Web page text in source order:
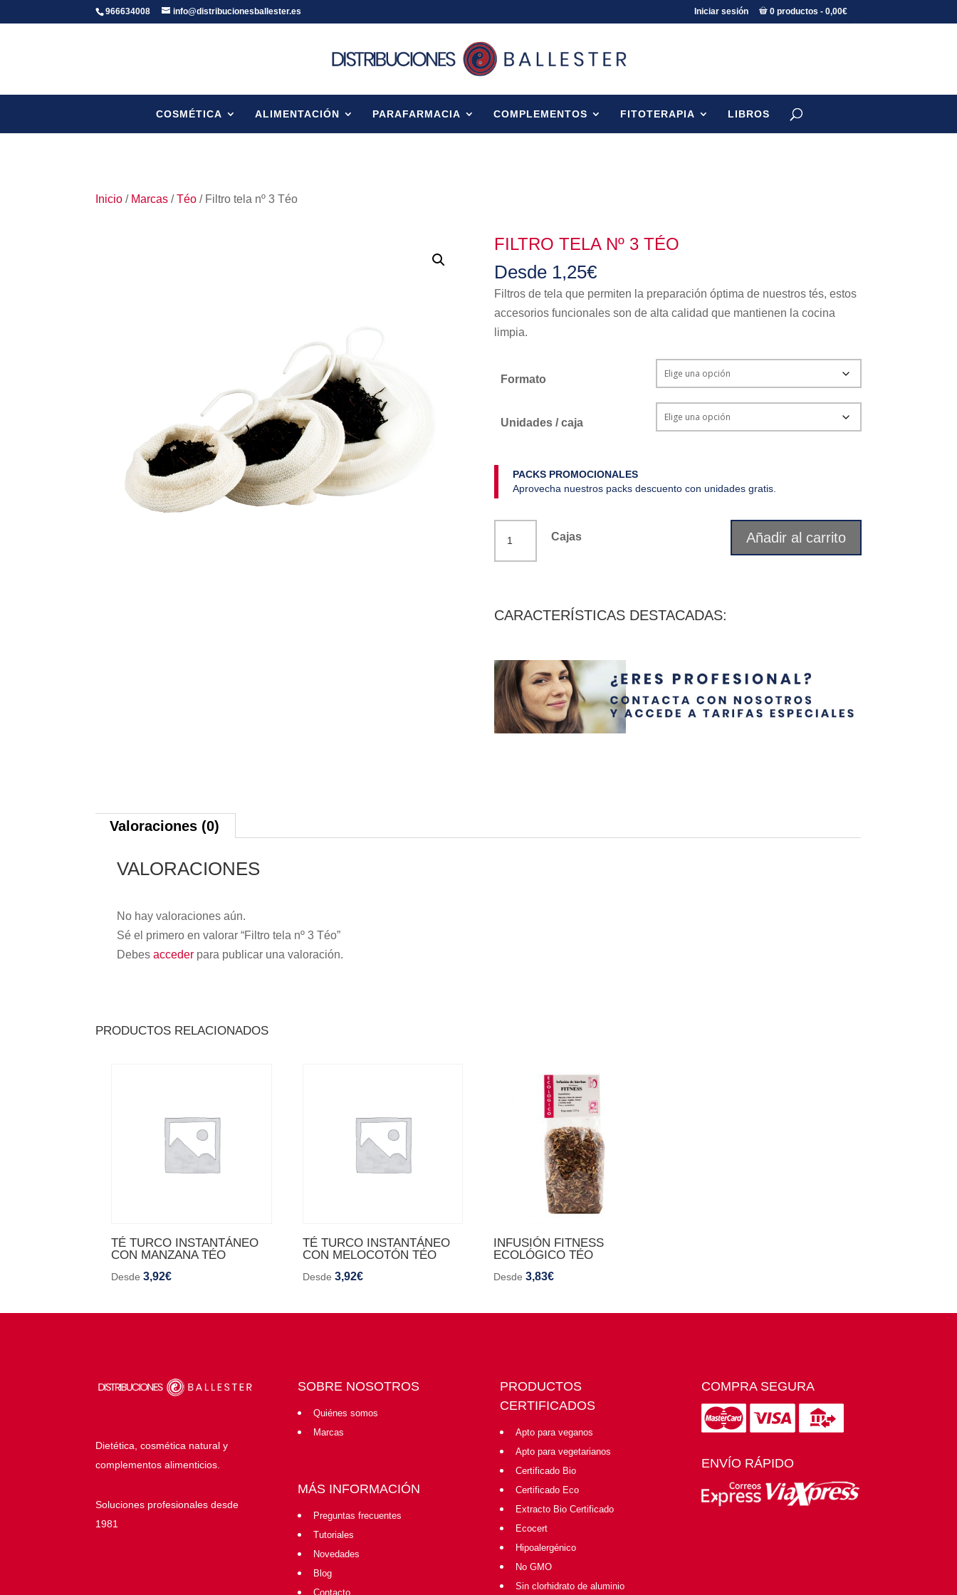
966634008 info@distribucionesballester.es Iniciar sesión 0 productos 0,00€
COSMÉTICA ALIMENTACIÓN PARAFARMACIA COMPLEMENTOS FITOTERAPIA LIBROS
Inicio / Marcas /Téo / Filtro tela nº 3 Téo
FILTRO TELA Nº 3 TÉO
Desde 1,25€
Filtros de tela que permiten la preparación óptima de nuestros tés, estos
accesorios funcionales son de alta calidad que mantienen la cocina
limpia.
Formato
Unidades / caja
PACKS PROMOCIONALES
Aprovecha nuestros packs descuento con unidades gratis.
tela
Cajas Añadir al carrito
CARACTERÍSTICAS DESTACADAS:
Valoraciones (0)
VALORACIONES
No hay valoraciones aún.
Sé el primero en valorar “Filtro tela nº 3 Téo”
Debesacceder para publicar una valoración.
PRODUCTOS RELACIONADOS
TÉ TURCO INSTANTÁNEO
CON MANZANA TÉO
Desde 3,92€
TÉ TURCO INSTANTÁNEO
CON MELOCOTÓN TÉO
Desde 3,92€
INFUSIÓN FITNESS
ECOLÓGICO TÉO
Desde3,83€
Dietética, cosmética natural y
complementos alimenticios.
Soluciones profesionales desde
1981
SOBRE NOSOTROS
Quiénes somos
Marcas
MÁS INFORMACIÓN
Preguntas frecuentes
Tutoriales
Novedades
Blog
Contacto
PRODUCTOS
CERTIFICADOS
Apto para veganos
Apto para vegetarianos
Certificado Bio
Certificado Eco
Extracto Bio Certificado
Ecocert
Hipoalergénico
No GMO
Sin clorhidrato de aluminio
COMPRA SEGURA
ENVÍO RÁPIDO